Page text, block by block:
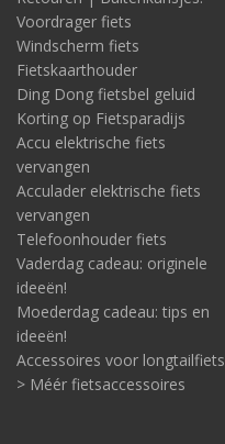
Voordrager fiets
Windscherm fiets
Fietskaarthouder
Ding Dong fietsbel geluid
Korting op Fietsparadijs
Accu elektrische fiets
vervangen
Acculader elektrische fiets
vervangen
Telefoonhouder fiets
Vaderdag cadeau: originele
ideeën!
Moederdag cadeau: tips en
ideeën!
Accessoires voor longtailfiets
> Méér fietsaccessoires